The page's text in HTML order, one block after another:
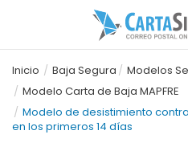
Inicio Baja Segura
Modelos
Modelo Carta de Baja MAPFRE
Modelo de desistimiento
en los primeros 14 días